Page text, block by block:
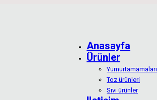
Anasayfa
Ürünler
Yumurtamamaları
Toz ürünleri
Sıvı ürünler